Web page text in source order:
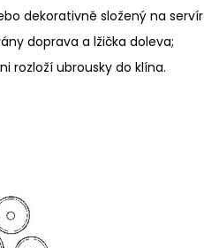
dekorativně složený na
doprava a lžička doleva;
rozloží ubrousky do klína.